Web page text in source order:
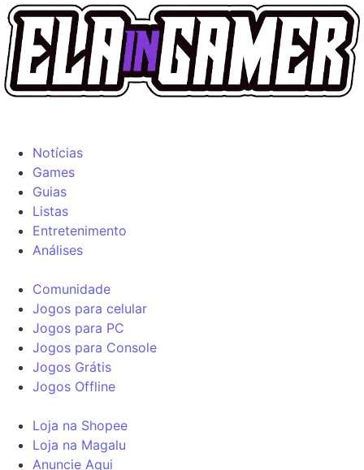
Notícias
Games
Guias
Listas
Entretenimento
Análises
Comunidade
Jogos para celular
Jogos para PC
Jogos para Console
Jogos Grátis
Jogos Offline
Loja na Shopee
Loja na Magalu
Anuncie Aqui